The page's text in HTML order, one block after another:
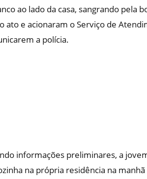
ao lado da casa, sangrando pela
ato e acionaram o Serviço de
a polícia.
informações preliminares, a
na própria residência na